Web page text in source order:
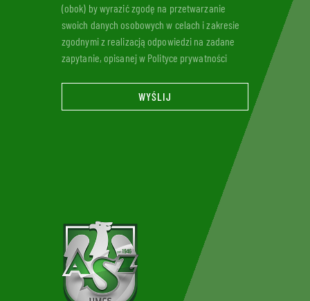
(obok) by wyrazić zgodę na przetwarzanie
swoich danych osobowych w celach i zakresie
zgodnymi z realizacją odpowiedzi na zadane
zapytanie, opisanej w Polityce prywatności
WYŚLIJ